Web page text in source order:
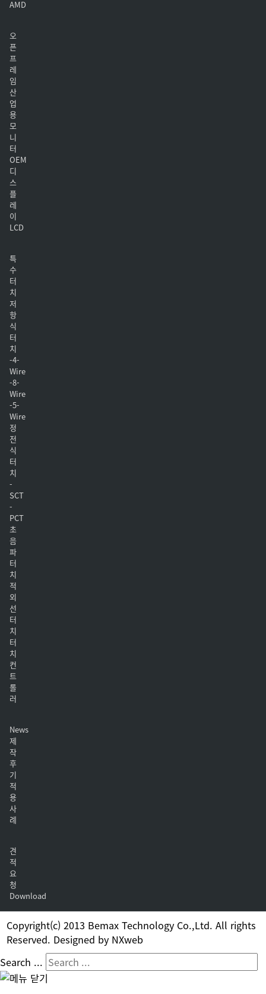
AMD
오
픈
프
레
임
산
업
용
모
니
터
OEM
디
스
플
레
이
LCD
특
수
터
치
저
항
식
터
치
-4-
Wire
-8-
Wire
-5-
Wire
정
전
식
터
치
-
SCT
-
PCT
초
음
파
터
치
적
외
선
터
치
터
치
컨
트
롤
러
News
제
작
후
기
적
용
사
례
견
적
요
청
Download
Copyright(c) 2013 Bemax Technology Co.,Ltd. All rights
Reserved. Designed by NXweb
Search ...